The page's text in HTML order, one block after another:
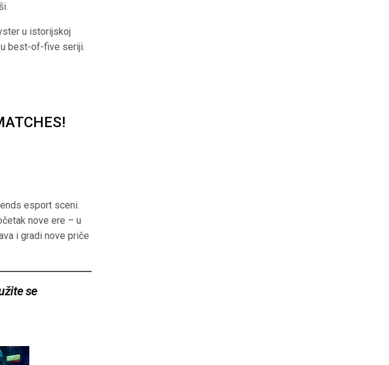
u istorijskoj
u best-of-five seriji.
esport sceni.
nove ere – u
i gradi nove priče
se